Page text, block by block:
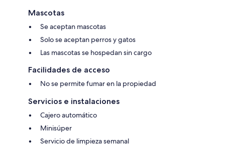
Mascotas
Se aceptan mascotas
Solo se aceptan perros y gatos
Las mascotas se hospedan sin cargo
Facilidades de acceso
No se permite fumar en la propiedad
Servicios e instalaciones
Cajero automático
Minisúper
Servicio de limpieza semanal